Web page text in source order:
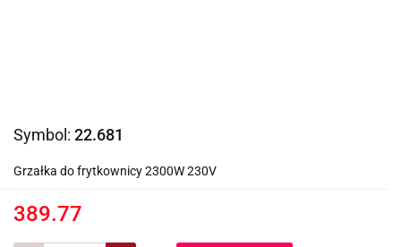
Symbol: 22.681
Grzałka do frytkownicy 2300W 230V
389.77